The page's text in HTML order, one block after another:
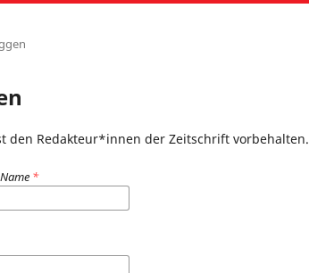
den Redakteur*innen der Zeitschrift vorbehalten.
*